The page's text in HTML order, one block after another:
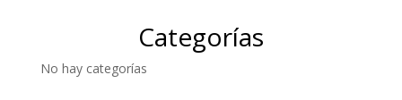
Categorías
No hay categorías